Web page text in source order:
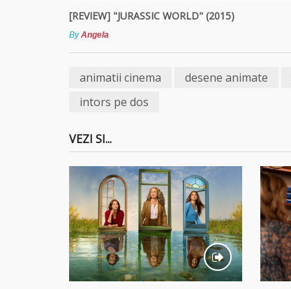
[REVIEW] "JURASSIC WORLD" (2015)
ByAngela
animatii cinema desene animate
intors pe dos
VEZI SI...